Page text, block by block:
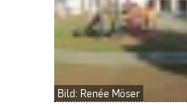
Bild: Renée Möser